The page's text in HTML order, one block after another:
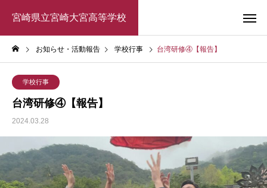
宮崎県立宮崎大宮高等学校
お知らせ・活動報告 学校行事 台湾研修④【報告】
学校行事
台湾研修④【報告】
2024.03.28